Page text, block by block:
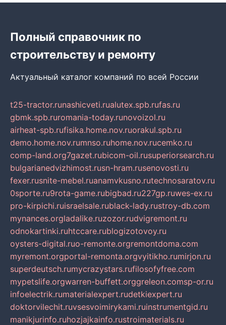
Полный справочник по
строительству и ремонту
Актуальный каталог компаний по всей России
t25-tractor.runashicveti.rualutex.spb.rufas.ru
gbmk.spb.ruromania-today.runovoizol.ru
airheat-spb.rufisika.home.nov.ruorakul.spb.ru
demo.home.nov.rumnso.ruhome.nov.rucemko.ru
comp-land.org7gazet.rubicom-oil.rusuperiorsearch.ru
bulgarianedvizhimost.rusn-hram.rusenovosti.ru
fexer.rusnite-mebel.ruanamvkusno.rutechnosaratov.ru
0sporte.ru9rota-game.rubigbad.ru227gp.ruwes-ex.ru
pro-kirpichi.ruisraelsale.rublack-lady.rustroy-db.com
mynances.orgladalike.ruzozor.rudvigremont.ru
odnokartinki.ruhtccare.rublogizotovoy.ru
oysters-digital.ruo-remonte.orgremontdoma.com
myremont.orgportal-remonta.orgvyitikho.rumirjon.ru
superdeutsch.rumycrazystars.rufilosofyfree.com
mypetslife.orgwarren-buffett.orggreleon.comsp-or.ru
infoelectrik.rumaterialexpert.rudetkiexpert.ru
doktorvilechit.ruvsesvoimirykami.ruinstrumentgid.ru
manikjurinfo.ruhozjajkainfo.rustroimaterials.ru